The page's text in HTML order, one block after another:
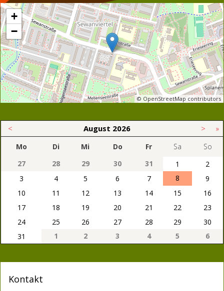
+
−
© OpenStreetMap contributors
< August 2026 > »
Mo Di Mi Do Fr Sa
So
27
28 29 30 31 1
2
3
4 5 6 7 8
9
10
11 12 13 14 15
16
17
18 19 20 21 22
23
24
25 26 27 28 29
30
31
1 2 3 4 5 6
Kontakt